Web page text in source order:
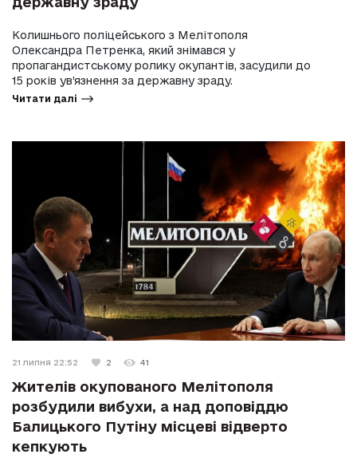
Колишнього поліцейського з Мелітополя
Олександра Петренка, який знімався у
пропагандистському ролику окупантів, засудили до
15 років ув’язнення за державну зраду.
Читати далі
21 липня 22:52 2 41
Жителів окупованого Мелітополя
розбудили вибухи, а над доповіддю
Балицького Путіну місцеві відверто
кепкують